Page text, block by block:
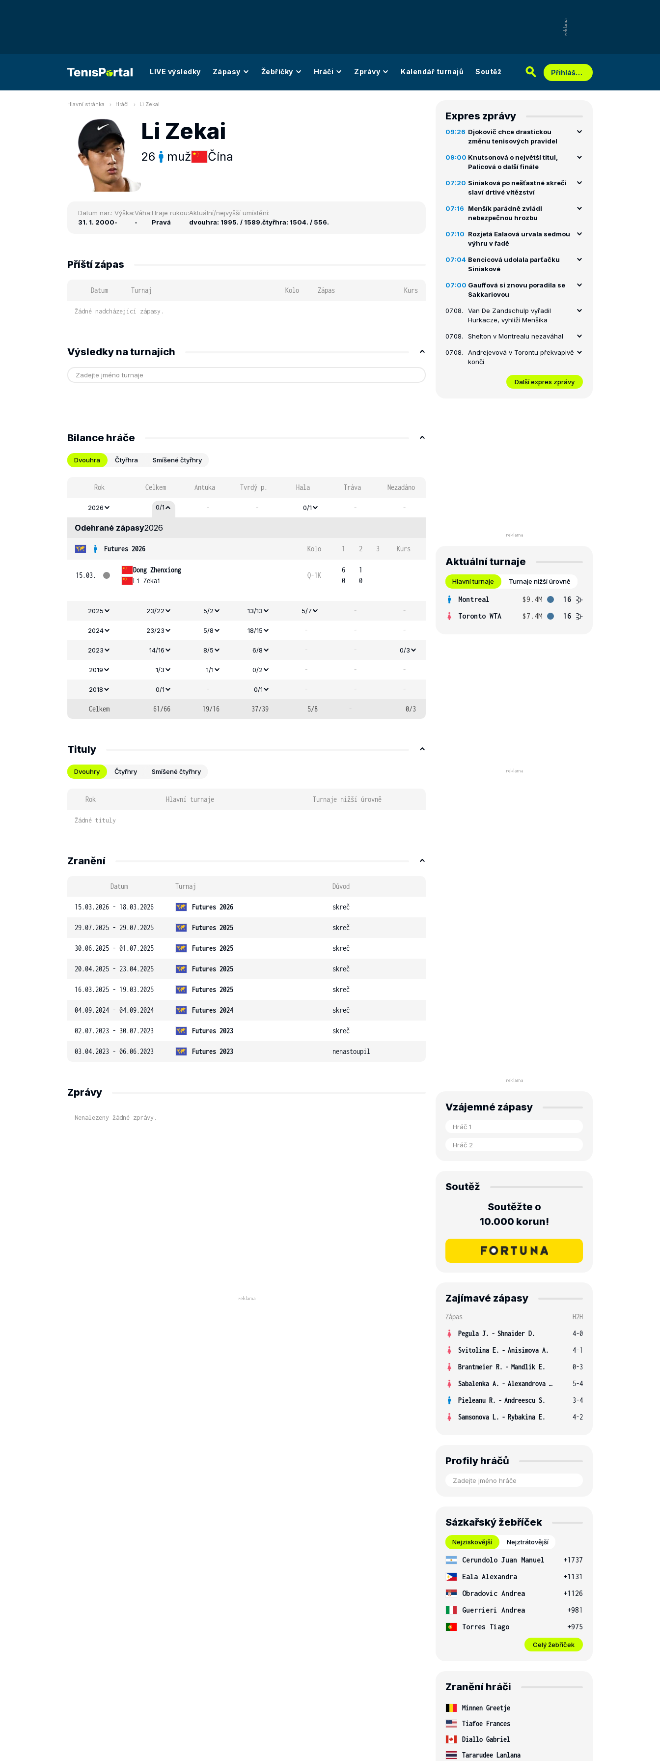
LIVE výsledky Zápasy Žebříčky Hráči Zprávy Kalendář turnajů Soutěž Přihlášení
Hlavní stránka Hráči Li Zekai
Li Zekai
26 muž Čína
Datum nar.:
31. 1. 2000
Výška:
-
Váha:
-
Hraje rukou:
Pravá
Aktuální/nejvyšší umístění:
dvouhra: 1995. / 1589.čtyřhra: 1504. / 556.
Příští zápas
Datum Turnaj Kolo Zápas Kurs
Žádné nadcházející zápasy.
Výsledky na turnajích
Bilance hráče
Dvouhra Čtyřhra Smíšené čtyřhry
Rok Celkem Antuka Tvrdý p. Hala Tráva Nezadáno
2026 0/1 - - 0/1 - -
Odehrané zápasy2026
Futures 2026 Kolo 1 2 3 Kurs
15.03.
Dong Zhenxiong
Li Zekai
Q-1K
6
0
1
0
2025 23/22 5/2 13/13 5/7 - -
2024 23/23 5/8 18/15 - - -
2023 14/16 8/5 6/8 - - 0/3
2019 1/3 1/1 0/2 - - -
2018 0/1 - 0/1 - - -
Celkem 61/66 19/16 37/39 5/8 - 0/3
Tituly
Dvouhry Čtyřhry Smíšené čtyřhry
Rok Hlavní turnaje Turnaje nižší úrovně
Žádné tituly
Zranění
Datum Turnaj Důvod
15.03.2026 - 18.03.2026 Futures 2026 skreč
29.07.2025 - 29.07.2025 Futures 2025 skreč
30.06.2025 - 01.07.2025 Futures 2025 skreč
20.04.2025 - 23.04.2025 Futures 2025 skreč
16.03.2025 - 19.03.2025 Futures 2025 skreč
04.09.2024 - 04.09.2024 Futures 2024 skreč
02.07.2023 - 30.07.2023 Futures 2023 skreč
03.04.2023 - 06.06.2023 Futures 2023 nenastoupil
Zprávy
Nenalezeny žádné zprávy.
Expres zprávy
09:26 Djokovič chce drastickou
změnu tenisových pravidel
09:00 Knutsonová o největší titul,
Palicová o další finále
07:20 Siniaková po nešťastné skreči
slaví drtivé vítězství
07:16
Menšík parádně zvládl
nebezpečnou hrozbu
07:10 Rozjetá Ealaová urvala sedmou
výhru v řadě
07:04 Bencicová udolala parťačku
Siniakové
07:00 Gauffová si znovu poradila se
Sakkariovou
07.08.
Van De Zandschulp vyřadil
Hurkacze, vyhlíží Menšíka
07.08. Shelton v Montrealu nezaváhal
07.08.
Andrejevová v Torontu překvapivě
končí
Další expres zprávy
Aktuální turnaje
Hlavní turnaje Turnaje nižší úrovně
Montreal $9.4M
16
Toronto WTA
$7.4M 16
Vzájemné zápasy
Soutěž
Soutěžte o
10.000 korun!
Zajímavé zápasy
Zápas
H2H
Pegula J. - Shnaider D.
4-0
Svitolina E. - Anisimova A.
4-1
Brantmeier R. - Mandlik E.
0-3
Sabalenka A. - Alexandrova E.
5-4
Pieleanu R. - Andreescu S.
3-4
Samsonova L. - Rybakina E. 4-2
Profily hráčů
Sázkařský žebříček
Nejziskovější Nejztrátovější
Cerundolo Juan Manuel
+1737
Eala Alexandra
+1131
Obradovic Andrea
+1126
Guerrieri Andrea
+981
Torres Tiago
+975
Celý žebříček
Zranění hráči
Minnen Greetje
Tiafoe Frances
Diallo Gabriel
Tararudee Lanlana